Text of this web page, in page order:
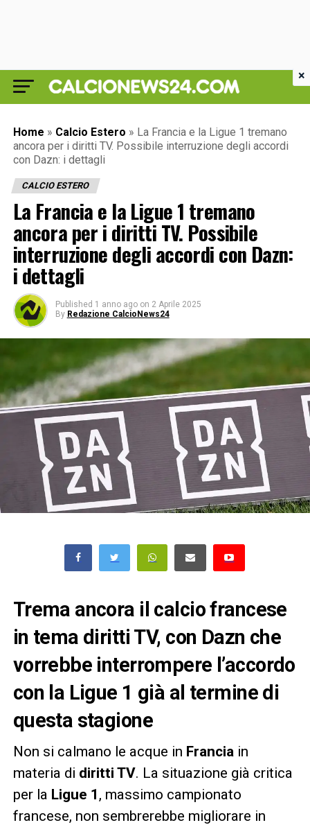
Home » Calcio Estero » La Francia e la Ligue 1 tremano
ancora per i diritti TV. Possibile interruzione degli accordi
con Dazn: i dettagli
CALCIO ESTERO
La Francia e la Ligue 1 tremano
ancora per i diritti TV. Possibile
interruzione degli accordi con Dazn:
i dettagli
Published 1 anno ago on 2 Aprile 2025
By Redazione CalcioNews24
Trema ancora il calcio francese
in tema diritti TV, con Dazn che
vorrebbe interrompere l’accordo
con la Ligue 1 già al termine di
questa stagione
Non si calmano le acque in Francia in
materia di diritti TV. La situazione già critica
per la Ligue 1 , massimo campionato
francese, non sembrerebbe migliorare in
×